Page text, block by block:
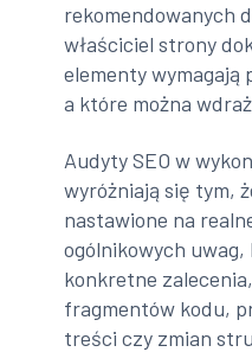
rekomendowanych
właściciel strony
elementy
a które można
Audyty SEO w
wyróżniają się tym,
nastawione na
ogólnikowych
konkretne
fragmentów kodu,
treści czy zmian